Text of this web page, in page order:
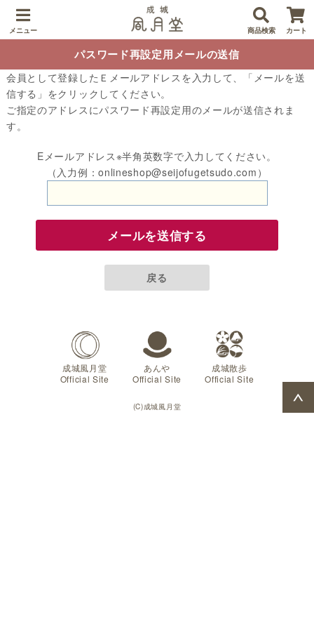
メニュー 商品検索 カート
パスワード再設定用メールの送信
会員として登録したＥメールアドレスを入力して、「メールを送
信する」をクリックしてください。
ご指定のアドレスにパスワード再設定用のメールが送信されま
す。
Eメールアドレス※半角英数字で入力してください。
（入力例：onlineshop@seijofugetsudo.com）
メールを送信する
戻る
成城風月堂
Official Site
あんや
Official Site
成城散歩
Official Site
(C)成城風月堂